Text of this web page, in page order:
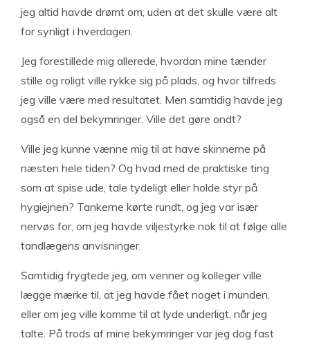
jeg altid havde drømt om, uden at det skulle være alt
for synligt i hverdagen.
Jeg forestillede mig allerede, hvordan mine tænder
stille og roligt ville rykke sig på plads, og hvor tilfreds
jeg ville være med resultatet. Men samtidig havde jeg
også en del bekymringer. Ville det gøre ondt?
Ville jeg kunne vænne mig til at have skinnerne på
næsten hele tiden? Og hvad med de praktiske ting
som at spise ude, tale tydeligt eller holde styr på
hygiejnen? Tankerne kørte rundt, og jeg var især
nervøs for, om jeg havde viljestyrke nok til at følge alle
tandlægens anvisninger.
Samtidig frygtede jeg, om venner og kolleger ville
lægge mærke til, at jeg havde fået noget i munden,
eller om jeg ville komme til at lyde underligt, når jeg
talte. På trods af mine bekymringer var jeg dog fast